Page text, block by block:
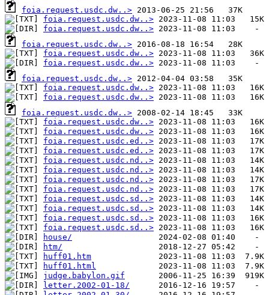
foia.request.usdc.dw..>
foia.request.usdc.dw..>
foia.request.usdc.dw..>
foia.request.usdc.dw..>
foia.request.usdc.dw..>
foia.request.usdc.dw..>
foia.request.usdc.dw..>
foia.request.usdc.dw..>
foia.request.usdc.dw..>
foia.request.usdc.dw..>
foia.request.usdc.dw..>
foia.request.usdc.dw..>
foia.request.usdc.ed..>
foia.request.usdc.ed..>
foia.request.usdc.nd..>
foia.request.usdc.nd..>
foia.request.usdc.nd..>
foia.request.usdc.nd..>
foia.request.usdc.sd..>
foia.request.usdc.sd..>
foia.request.usdc.sd..>
foia.request.usdc.sd..>
house/
htm/
huff01.htm
huff01.html
judge.babylon.gif
letter.2002-01-18/